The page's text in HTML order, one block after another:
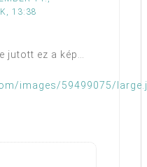
13:38
jutott ez a kép…
images/59499075/